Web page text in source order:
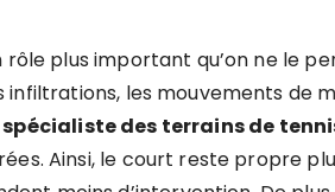
rôle plus important qu’on ne le
infiltrations, les mouvements de
spécialiste des terrains de
Ainsi, le court reste propre